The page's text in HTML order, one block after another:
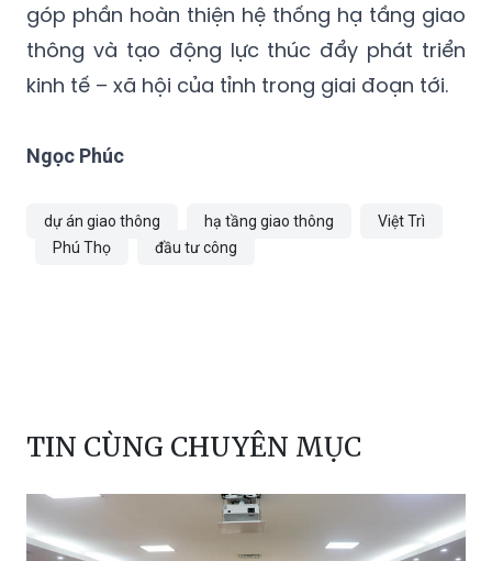
góp phần hoàn thiện hệ thống hạ tầng giao
thông và tạo động lực thúc đẩy phát triển
kinh tế – xã hội của tỉnh trong giai đoạn tới.
Ngọc Phúc
dự án giao thông hạ tầng giao thông
Việt Trì
Phú Thọ
đầu tư công
TIN CÙNG CHUYÊN MỤC